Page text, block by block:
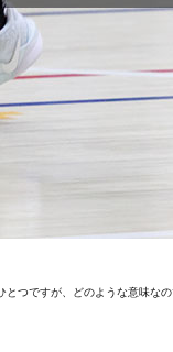
つですが、どのような意味なの